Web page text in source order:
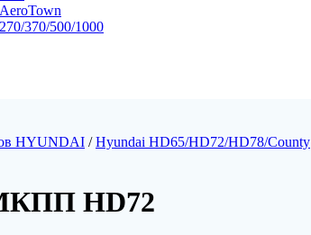
370/500/1000
HYUNDAI /Hyundai HD65/HD72/HD78/County
HD72